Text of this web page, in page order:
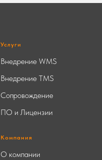
Услуги
Внедрение WMS
Внедрение TMS
Сопровождение
ПО и Лицензии
Компания
О компании